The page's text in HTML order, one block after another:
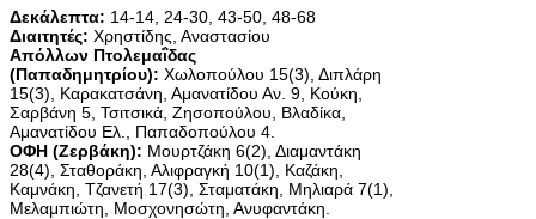
Δεκάλεπτα: 14-14, 24-30, 43-50, 48-68
Διαιτητές: Χρηστίδης, Αναστασίου
Απόλλων Πτολεμαΐδας
(Παπαδημητρίου): Χωλοπούλου 15(3), Διπλάρη
15(3), Καρακατσάνη, Αμανατίδου Αν. 9, Κούκη,
Σαρβάνη 5, Τσιτσικά, Ζησοπούλου, Βλαδίκα,
Αμανατίδου Ελ., Παπαδοπούλου 4.
ΟΦΗ (Ζερβάκη): Μουρτζάκη 6(2), Διαμαντάκη
28(4), Σταθοράκη, Αλιφραγκή 10(1), Καζάκη,
Καμνάκη, Τζανετή 17(3), Σταματάκη, Μηλιαρά 7(1),
Μελαμπιώτη, Μοσχονησώτη, Ανυφαντάκη.